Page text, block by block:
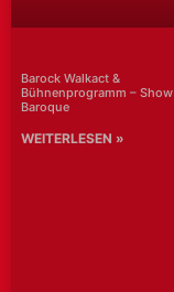
Barock Walkact &
Bühnenprogramm – Show
Baroque
WEITERLESEN »